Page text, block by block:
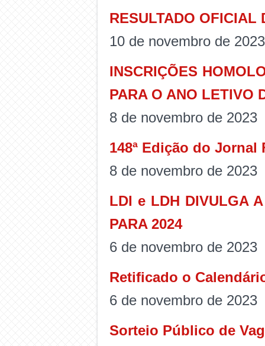
RESULTADO OFICIAL
10 de novembro de 2023
INSCRIÇÕES
PARA O ANO LETIVO
8 de novembro de 2023
148ª Edição do Jornal
8 de novembro de 2023
LDI e LDH DIVULGA
PARA 2024
6 de novembro de 2023
Retificado o
6 de novembro de 2023
Sorteio Público de